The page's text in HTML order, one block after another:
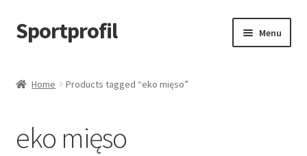
Przejdź
do
Przejdź
do
Sportprofil Menu
Koszyk
Home Products tagged “eko mięso”
eko mięso